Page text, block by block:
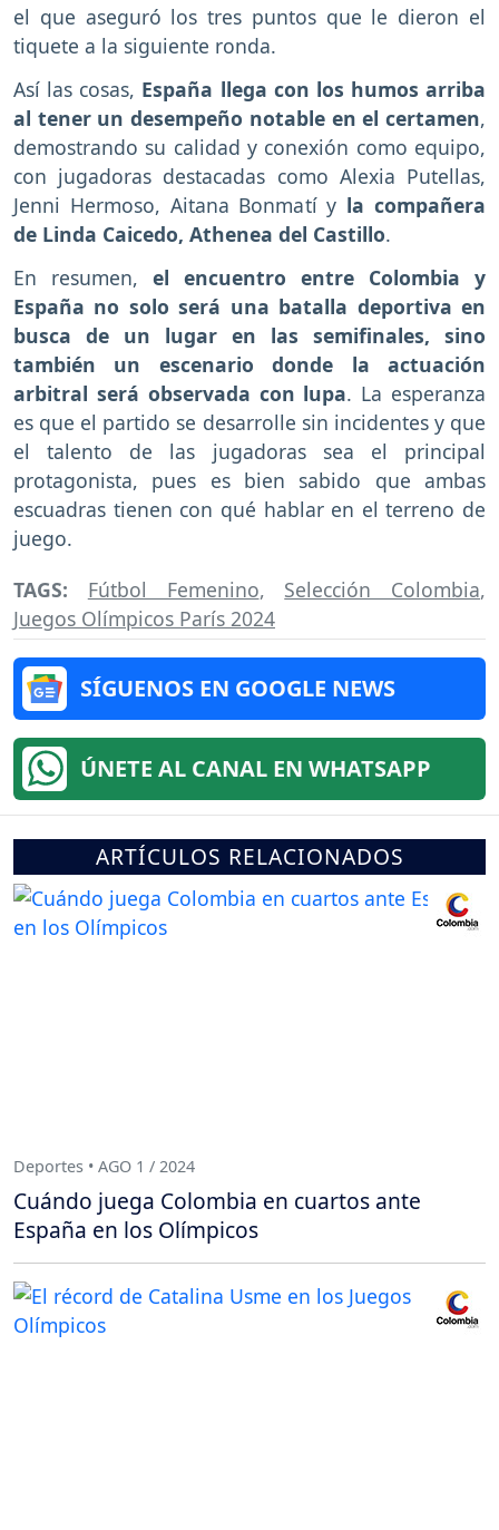
el que aseguró los tres puntos que le dieron el
tiquete a la siguiente ronda.
Así las cosas, España llega con los humos arriba
al tener un desempeño notable en el certamen,
demostrando su calidad y conexión como equipo,
con jugadoras destacadas como Alexia Putellas,
Jenni Hermoso, Aitana Bonmatí y la compañera
de Linda Caicedo, Athenea del Castillo.
En resumen, el encuentro entre Colombia y
España no solo será una batalla deportiva en
busca de un lugar en las semifinales, sino
también un escenario donde la actuación
arbitral será observada con lupa. La esperanza
es que el partido se desarrolle sin incidentes y que
el talento de las jugadoras sea el principal
protagonista, pues es bien sabido que ambas
escuadras tienen con qué hablar en el terreno de
juego.
TAGS: Fútbol Femenino, Selección Colombia,
Juegos Olímpicos París 2024
SÍGUENOS EN GOOGLE NEWS
ÚNETE AL CANAL EN WHATSAPP
ARTÍCULOS RELACIONADOS
Deportes • AGO 1 / 2024
Cuándo juega Colombia en cuartos ante
España en los Olímpicos